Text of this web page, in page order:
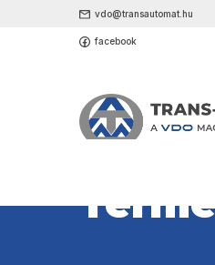
vdo@transautomat.hu
facebook